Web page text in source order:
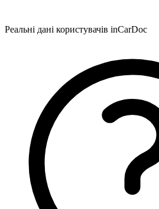
Реальні дані користувачів inCarDoc